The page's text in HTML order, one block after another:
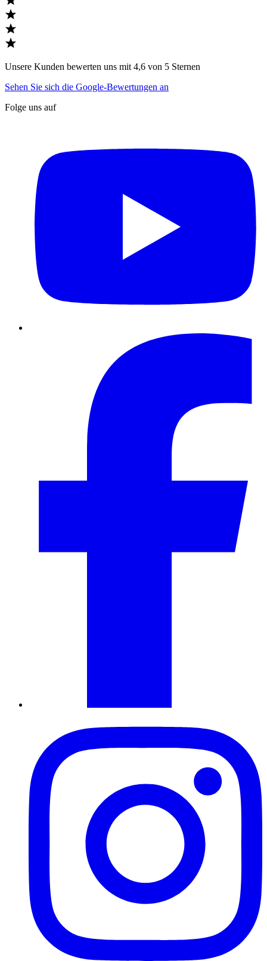
Unsere Kunden bewerten uns mit 4,6 von 5 Sternen
Sehen Sie sich die Google-Bewertungen an
Folge uns auf